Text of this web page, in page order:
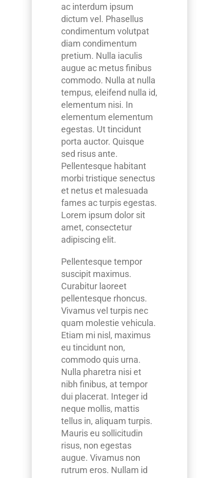
ac interdum ipsum
dictum vel. Phasellus
condimentum volutpat
diam condimentum
pretium. Nulla iaculis
augue ac metus finibus
commodo. Nulla at nulla
tempus, eleifend nulla id,
elementum nisi. In
elementum elementum
egestas. Ut tincidunt
porta auctor. Quisque
sed risus ante.
Pellentesque habitant
morbi tristique senectus
et netus et malesuada
fames ac turpis egestas.
Lorem ipsum dolor sit
amet, consectetur
adipiscing elit.
Pellentesque tempor
suscipit maximus.
Curabitur laoreet
pellentesque rhoncus.
Vivamus vel turpis nec
quam molestie vehicula.
Etiam mi nisl, maximus
eu tincidunt non,
commodo quis urna.
Nulla pharetra nisi et
nibh finibus, at tempor
dui placerat. Integer id
neque mollis, mattis
tellus in, aliquam turpis.
Mauris eu sollicitudin
risus, non egestas
augue. Vivamus non
rutrum eros. Nullam id